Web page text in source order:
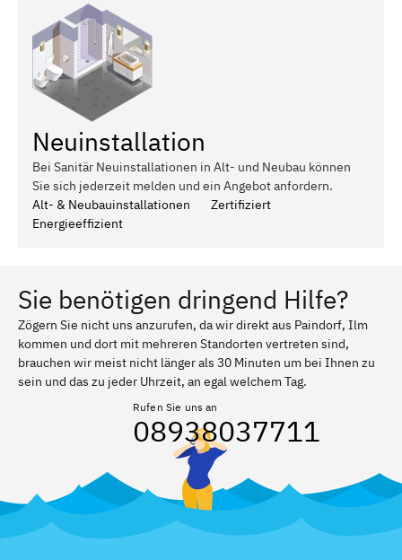
Neuinstallation
Bei Sanitär Neuinstallationen in Alt- und Neubau können
Sie sich jederzeit melden und ein Angebot anfordern.
Alt- & Neubauinstallationen
Zertifiziert
Energieeffizient
Sie benötigen dringend Hilfe?
Zögern Sie nicht uns anzurufen, da wir direkt aus Paindorf, Ilm
kommen und dort mit mehreren Standorten vertreten sind,
brauchen wir meist nicht länger als 30 Minuten um bei Ihnen zu
sein und das zu jeder Uhrzeit, an egal welchem Tag.
Rufen Sie uns an
08938037711